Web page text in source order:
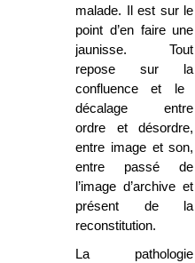
malade. Il est sur le
point d’en faire une
jaunisse. Tout
repose sur la
confluence et le
décalage entre
ordre et désordre,
entre image et son,
entre passé de
l’image d’archive et
présent de la
reconstitution.
La pathologie